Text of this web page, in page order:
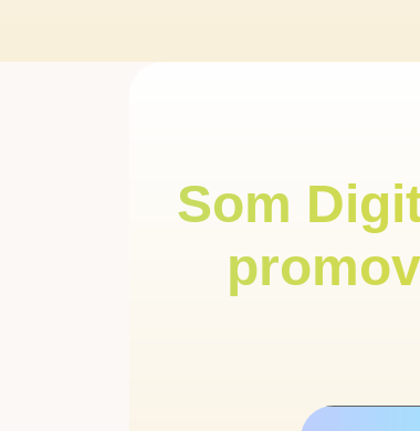
Som